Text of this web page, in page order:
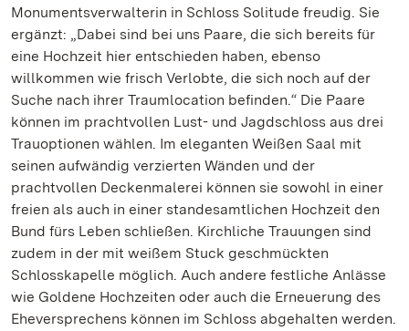
Monumentsverwalterin in Schloss Solitude freudig. Sie
ergänzt: „Dabei sind bei uns Paare, die sich bereits für
eine Hochzeit hier entschieden haben, ebenso
willkommen wie frisch Verlobte, die sich noch auf der
Suche nach ihrer Traumlocation befinden.“ Die Paare
können im prachtvollen Lust- und Jagdschloss aus drei
Trauoptionen wählen. Im eleganten Weißen Saal mit
seinen aufwändig verzierten Wänden und der
prachtvollen Deckenmalerei können sie sowohl in einer
freien als auch in einer standesamtlichen Hochzeit den
Bund fürs Leben schließen. Kirchliche Trauungen sind
zudem in der mit weißem Stuck geschmückten
Schlosskapelle möglich. Auch andere festliche Anlässe
wie Goldene Hochzeiten oder auch die Erneuerung des
Eheversprechens können im Schloss abgehalten werden.